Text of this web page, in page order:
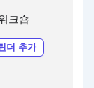
크숍
더 추가